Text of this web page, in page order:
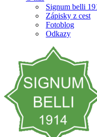
Signum belli
Zápisky z cest
Fotoblog
Odkazy